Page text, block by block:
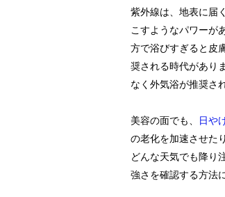
紫外線は、地表に届
こすようなパワーが
方で浴びすぎると皮
奨される時代があり
なく外気浴が推奨さ
美容の面でも、 日や
の老化を加速させた
どんな天気でも降り
強さを確認する方法に